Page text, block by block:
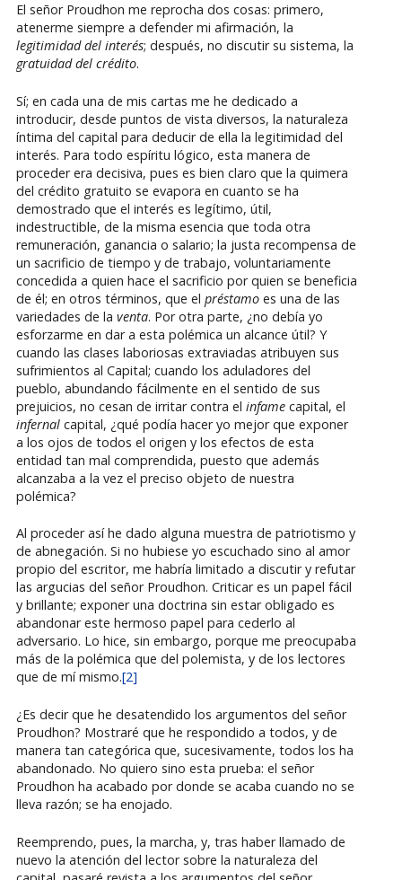
El señor Proudhon me reprocha dos cosas: primero,
atenerme siempre a defender mi afirmación, la
legitimidad del interés; después, no discutir su sistema, la
gratuidad del crédito.
Sí; en cada una de mis cartas me he dedicado a
introducir, desde puntos de vista diversos, la naturaleza
íntima del capital para deducir de ella la legitimidad del
interés. Para todo espíritu lógico, esta manera de
proceder era decisiva, pues es bien claro que la quimera
del crédito gratuito se evapora en cuanto se ha
demostrado que el interés es legítimo, útil,
indestructible, de la misma esencia que toda otra
remuneración, ganancia o salario; la justa recompensa de
un sacrificio de tiempo y de trabajo, voluntariamente
concedida a quien hace el sacrificio por quien se beneficia
de él; en otros términos, que el préstamoes una de las
variedades de la venta. Por otra parte, ¿no debía yo
esforzarme en dar a esta polémica un alcance útil? Y
cuando las clases laboriosas extraviadas atribuyen sus
sufrimientos al Capital; cuando los aduladores del
pueblo, abundando fácilmente en el sentido de sus
prejuicios, no cesan de irritar contra el infamecapital, el
infernalcapital, ¿qué podía hacer yo mejor que exponer
a los ojos de todos el origen y los efectos de esta
entidad tan mal comprendida, puesto que además
alcanzaba a la vez el preciso objeto de nuestra
polémica?
Al proceder así he dado alguna muestra de patriotismo y
de abnegación. Si no hubiese yo escuchado sino al amor
propio del escritor, me habría limitado a discutir y refutar
las argucias del señor Proudhon. Criticar es un papel fácil
y brillante; exponer una doctrina sin estar obligado es
abandonar este hermoso papel para cederlo al
adversario. Lo hice, sin embargo, porque me preocupaba
más de la polémica que del polemista, y de los lectores
que de mí mismo.[2]
¿Es decir que he desatendido los argumentos del señor
Proudhon? Mostraré que he respondido a todos, y de
manera tan categórica que, sucesivamente, todos los ha
abandonado. No quiero sino esta prueba: el señor
Proudhon ha acabado por donde se acaba cuando no se
lleva razón; se ha enojado.
Reemprendo, pues, la marcha, y, tras haber llamado de
nuevo la atención del lector sobre la naturaleza del